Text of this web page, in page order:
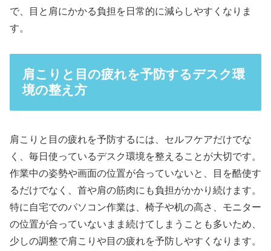
で、目と肩にかかる負担を日常的に減らしやすくなりま
す。
肩こりと目の疲れを予防するデスク環
境の整え方
肩こりと目の疲れを予防するには、セルフケアだけでな
く、毎日使っているデスク環境を整えることが大切です。
作業中の姿勢や画面の位置が合っていないと、目を酷使す
るだけでなく、首や肩の筋肉にも負担がかかり続けます。
特に自宅でのパソコン作業は、椅子や机の高さ、モニター
の位置が合っていないまま続けてしまうことも多いため、
少しの調整で肩こりや目の疲れを予防しやすくなります。